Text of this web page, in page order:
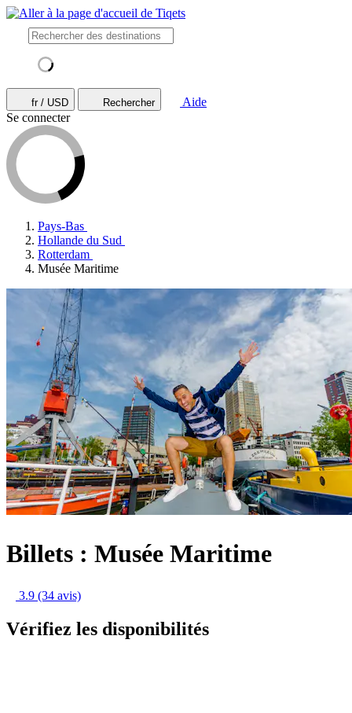
fr / USD Rechercher
Aide
Se connecter
Pays-Bas
Hollande du Sud
Rotterdam
Musée Maritime
Billets : Musée Maritime
3.9 (34 avis)
Vérifiez les disponibilités